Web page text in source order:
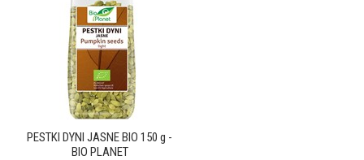
PESTKI DYNI JASNE BIO 150 g -
BIO PLANET